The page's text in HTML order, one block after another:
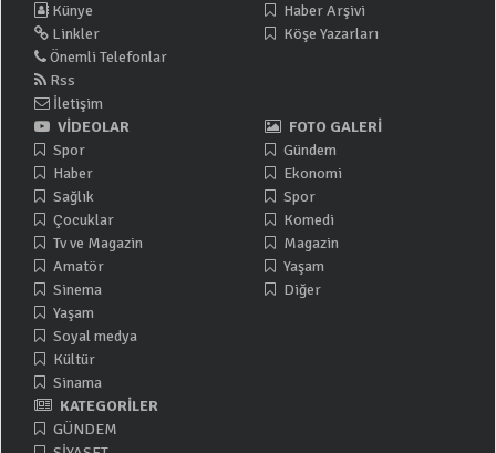
Künye
Linkler
Önemli Telefonlar
Rss
İletişim
Haber Arşivi
Köşe Yazarları
VİDEOLAR
Spor
Haber
Sağlık
Çocuklar
Tv ve Magazin
Amatör
Sinema
Yaşam
Soyal medya
Kültür
Sinama
FOTO GALERİ
Gündem
Ekonomi
Spor
Komedi
Magazin
Yaşam
Diğer
KATEGORİLER
GÜNDEM